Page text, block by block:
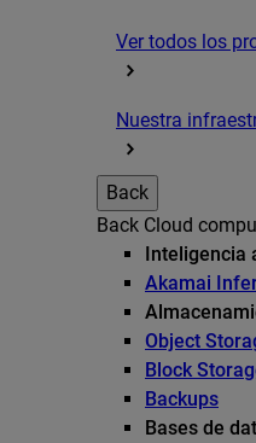
Ver todos los
Nuestra
Back
Back Cloud
Akamai
Object
Block
Backups
Bases de